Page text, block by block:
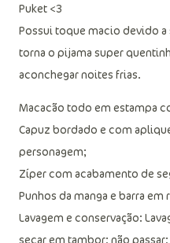
Puket <3
Possui toque macio devido
torna o pijama super
aconchegar noites frias.
Macacão todo em estampa
Capuz bordado e com
personagem;
Zíper com acabamento de
Punhos da manga e barra em
Lavagem e conservação:
secar em tambor; não